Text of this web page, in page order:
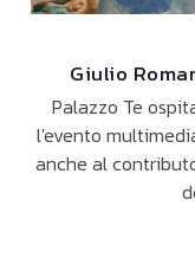
Giulio
Palazzo Te
l'evento
anche al